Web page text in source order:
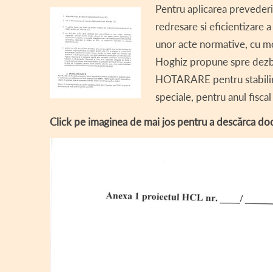
Pentru aplicarea
redresare si eficientizare
unor acte normative, cu
Hoghiz propune spre
HOTARARE pentru
speciale, pentru anul
Click pe imaginea de mai jos pentru a descărca